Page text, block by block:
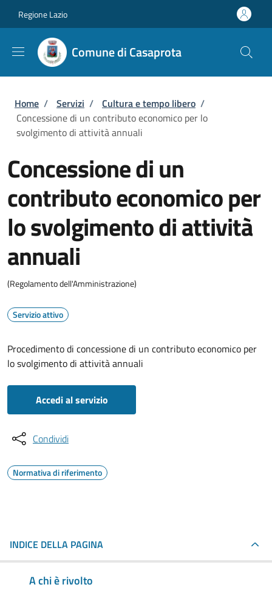
Regione Lazio
Comune di Casaprota
Briciole di pane
Home / Servizi / Cultura e tempo libero /
Concessione di un contributo economico per lo
svolgimento di attività annuali
Concessione di un
contributo economico per
lo svolgimento di attività
annuali
(Regolamento dell'Amministrazione)
Servizio attivo
Procedimento di concessione di un contributo economico per
lo svolgimento di attività annuali
Accedi al servizio
Condividi
Normativa di riferimento
INDICE DELLA PAGINA
A chi è rivolto